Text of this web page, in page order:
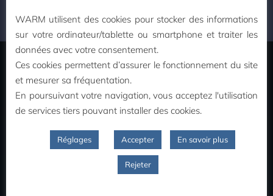
PAIEMENT SECURISE
MON COMPTE
Commandes
Détail du compte
Déconnexion
WARM utilisent des cookies pour stocker des informations
sur votre ordinateur/tablette ou smartphone et traiter les
données avec votre consentement.
Ces cookies permettent d’assurer le fonctionnement du site
et mesurer sa fréquentation.
En poursuivant votre navigation, vous acceptez l'utilisation
de services tiers pouvant installer des cookies.
Réglages Accepter En savoir plus
Rejeter